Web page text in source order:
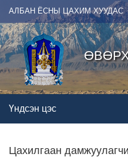
АЛБАН ЁСНЫ ЦАХИМ ХУУДАС
Үндсэн цэс
Цахилгаан